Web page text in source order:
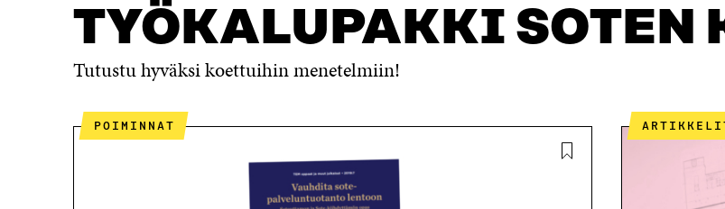
TYÖKALUPAKKI
Tutustu hyväksi koettuihin menetelmiin!
POIMINNAT